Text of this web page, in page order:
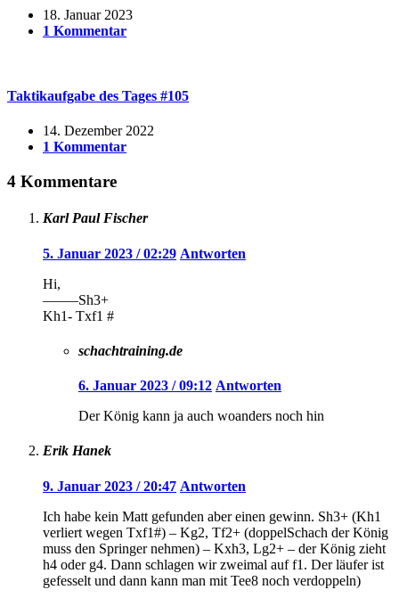
18. Januar 2023
1 Kommentar
Taktikaufgabe des Tages #105
14. Dezember 2022
1 Kommentar
4 Kommentare
Karl Paul Fischer
5. Januar 2023 / 02:29 Antworten
Hi,
——–Sh3+
Kh1- Txf1 #
schachtraining.de
6. Januar 2023 / 09:12 Antworten
Der König kann ja auch woanders noch hin
Erik Hanek
9. Januar 2023 / 20:47 Antworten
Ich habe kein Matt gefunden aber einen gewinn. Sh3+ (Kh1
verliert wegen Txf1#) – Kg2, Tf2+ (doppelSchach der König
muss den Springer nehmen) – Kxh3, Lg2+ – der König zieht
h4 oder g4. Dann schlagen wir zweimal auf f1. Der läufer ist
gefesselt und dann kann man mit Tee8 noch verdoppeln)